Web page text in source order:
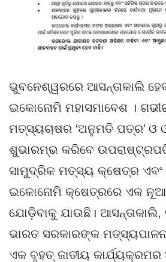
ଭୁବନେଶ୍ୱରରେ ଆସନ୍ତାକାଲି
ଇକୋନୋମି ମହାସମାବେଶ ।
ମତ୍ସ୍ୟଚାଷର ‘ଅନୁମତି ପତ୍ର’ ଓ
ଶୁଭାରମ୍ଭ କରିବେ
ସାମୁଦ୍ରିକ ମତ୍ସ୍ୟ କ୍ଷେତ୍ର
ଇକୋନୋମି କ୍ଷେତ୍ରରେ ଏକ
ଯୋଡ଼ିବାକୁ ଯାଉଛି।
ଭାରତ ସରକାରଙ୍କ
ଏକ ବୃହତ୍ ଜାତୀୟ